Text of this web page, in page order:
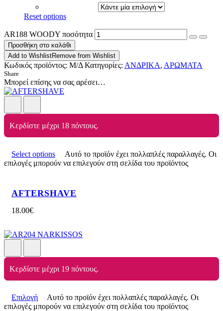
Reset options
AR188 WOODY ποσότητα
Προσθήκη στο καλάθι
Add to WishlistRemove from Wishlist
Κωδικός προϊόντος: Μ/Δ Κατηγορίες: ΑΝΔΡΙΚΑ, ΑΡΩΜΑΤΑ
Share
Μπορεί επίσης να σας αρέσει…
Κερδίστε μέχρι 18 πόντους.
Select options
Αυτό το προϊόν έχει πολλαπλές παραλλαγές. Οι
επιλογές μπορούν να επιλεγούν στη σελίδα του προϊόντος
AFTERSHAVE
18.00€
Κερδίστε μέχρι 19 πόντους.
Επιλογή
Αυτό το προϊόν έχει πολλαπλές παραλλαγές. Οι
επιλογές μπορούν να επιλεγούν στη σελίδα του προϊόντος